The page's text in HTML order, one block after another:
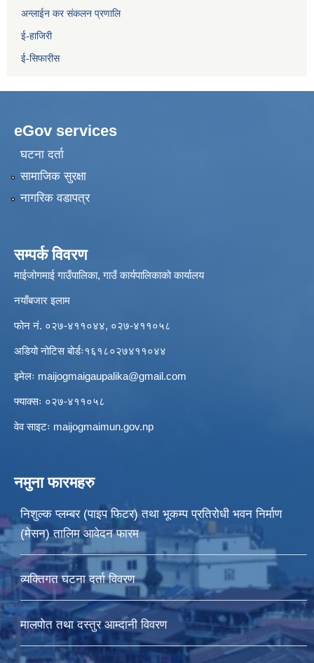
अन्लाईन कर संकलन प्रणालि
ई-हाजिरी
ई-सिफारीस
eGov services
घटना दर्ता
सामाजिक सुरक्षा
नागरिक वडापत्र
सम्पर्क विवरण
माईजोगमाई गाउँपालिका, गाउँ कार्यपालिकाको कार्यालय
नयाँबजार इलाम
फोन नं. ०२७-४११०४४, ०२७-४११०५८
अडियो नोटिस बोर्डः१६१८०२७४११०४४
इमेलः maijogmaigaupalika@gmail.com
फ्याक्सः ०२७-४११०५८
वेव साइटः maijogmaimun.gov.np
नमुना फारमहरु
निशुल्क प्लम्बर (पाइप फिटर) तथा भूकम्प प्रतिरोधी भवन निर्माण
(मेसन) तालिम आवेदन फारम
व्यक्तिगत घटना दर्ता विवरण
मालपोत तथा दस्तुर आम्दानी विवरण